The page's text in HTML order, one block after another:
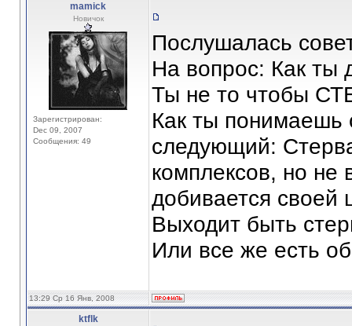
mamick
Новичок
Зарегистрирован:
Dec 09, 2007
Сообщения: 49
Послушалась
На вопрос: Как ты
Ты не то чтобы
Как ты понимаешь
следующий:
комплексов, но не
добивается своей
Выходит быть
Или все же есть
13:29 Ср 16 Янв, 2008
ktflk